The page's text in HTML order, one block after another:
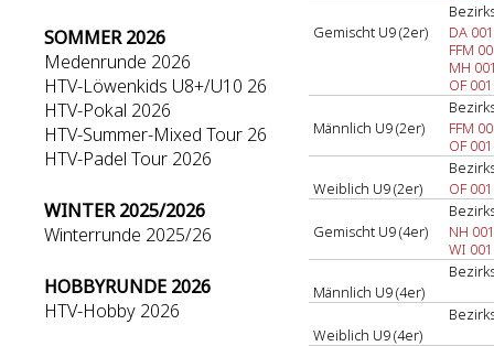
SOMMER 2026
Medenrunde 2026
HTV-Löwenkids U8+/U10 26
HTV-Pokal 2026
HTV-Summer-Mixed Tour 26
HTV-Padel Tour 2026
WINTER 2025/2026
Winterrunde 2025/26
HOBBYRUNDE 2026
HTV-Hobby 2026
Gemischt U9 (2er)
DA 001
FFM
MH
OF 001
Männlich U9 (2er)
FFM
OF 001
Weiblich U9 (2er)
OF 001
Gemischt U9 (4er)
NH 001
WI 001
Männlich U9 (4er)
Weiblich U9 (4er)